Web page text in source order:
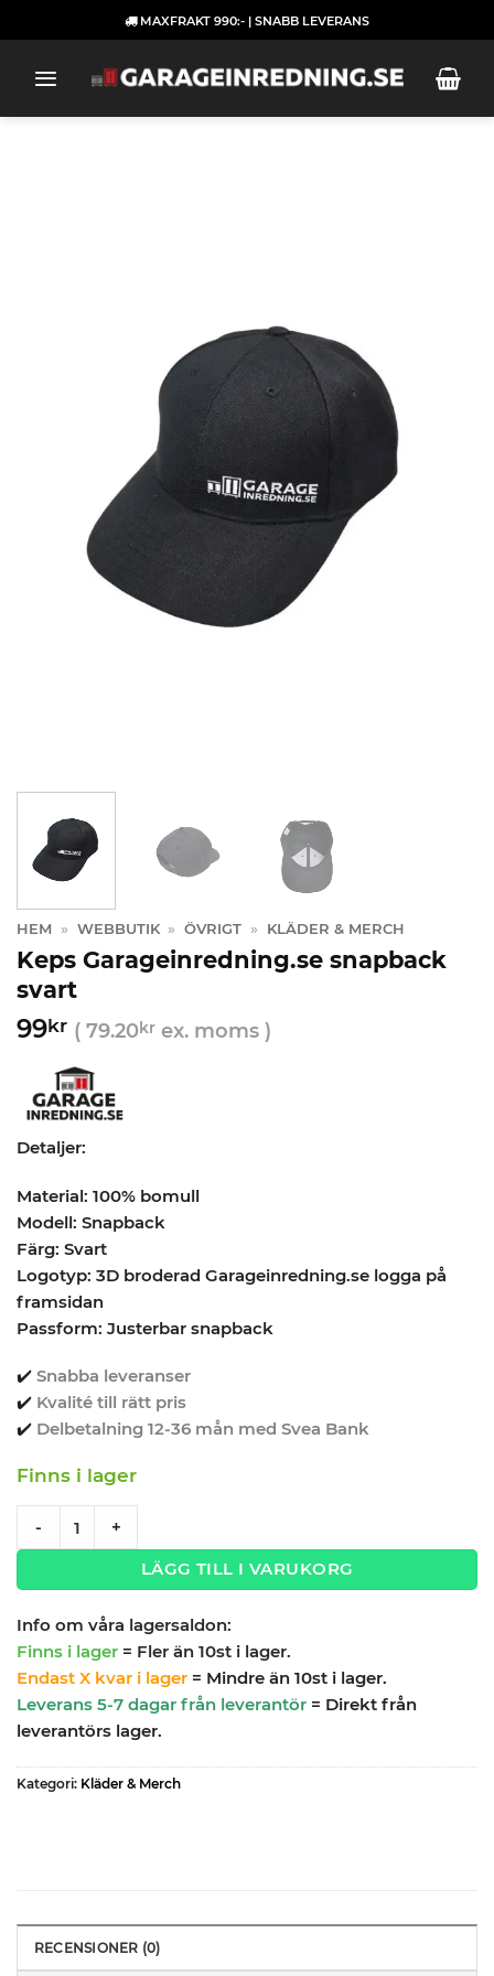
to
MAXFRAKT 990:- | SNABB LEVERANS
HEM » WEBBUTIK » ÖVRIGT » KLÄDER & MERCH
Keps Garageinredning.se snapback
svart
99kr ( 79.20kr ex. moms )
Detaljer:
Material: 100% bomull
Modell: Snapback
Färg: Svart
Logotyp: 3D broderad Garageinredning.se logga på
framsidan
Passform: Justerbar snapback
✔️ Snabba leveranser
✔️ Kvalité till rätt pris
✔️ Delbetalning 12-36 mån med Svea Bank
Finns i lager
- +
LÄGG TILL I VARUKORG
Info om våra lagersaldon:
Finns i lager = Fler än 10st i lager.
Endast X kvar i lager = Mindre än 10st i lager.
Leverans 5-7 dagar från leverantör = Direkt från
leverantörs lager.
Kategori: Kläder & Merch
RECENSIONER (0)